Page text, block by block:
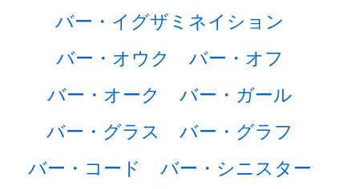
バー・イグザミネイション
バー・オウク
バー・オフ
バー・オーク
バー・ガール
バー・グラス
バー・グラフ
バー・コード
バー・シニスター